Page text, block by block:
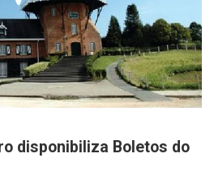
disponibiliza Boletos do